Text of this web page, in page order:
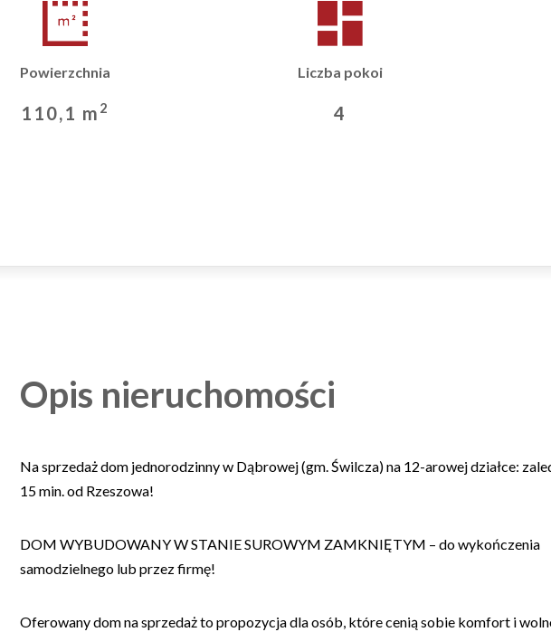
Powierzchnia
110,1 m 2
Liczba pokoi
4
Opis nieruchomości
Na sprzedaż dom jednorodzinny w Dąbrowej (gm. Świlcza) na 12-arowej działce:
15 min. od Rzeszowa!
DOM WYBUDOWANY W STANIE SUROWYM ZAMKNIĘTYM – do wykończenia
samodzielnego lub przez firmę!
Oferowany dom na sprzedaż to propozycja dla osób, które cenią sobie komfort i